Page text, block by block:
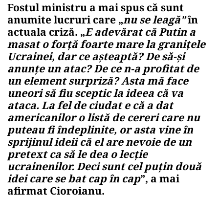
Fostul ministru a mai spus că sunt
anumite lucruri care „nu se leagă”în
actuala criză. „E adevărat că Putin a
masat o forță foarte mare la granițele
Ucrainei, dar ce așteaptă? De să-și
anunțe un atac? De ce n-a profitat de
un element surpriză? Asta mă face
uneori să fiu sceptic la ideea că va
ataca. La fel de ciudat e că a dat
americanilor o listă de cereri care nu
puteau fi îndeplinite, or asta vine în
sprijinul ideii că el are nevoie de un
pretext ca să le dea o lecție
ucrainenilor. Deci sunt cel puțin două
idei care se bat cap în cap”, a mai
afirmat Cioroianu.